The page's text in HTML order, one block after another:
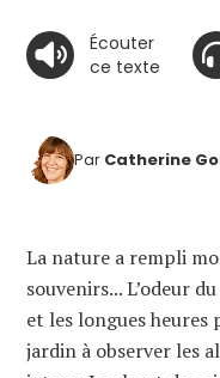
Écouter
ce texte
Par Catherine
La nature a rempli
souvenirs... L’odeur
et les longues heures
jardin à observer les